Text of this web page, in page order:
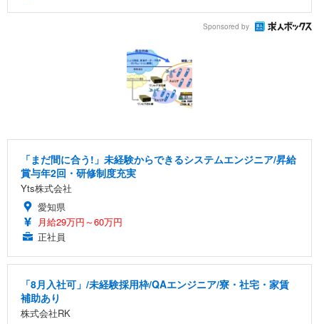
Sponsored by
「まだ間に合う!」未経験からできるシステムエンジニア/昇給
賞与年2回・研修制度充実
Yts株式会社
愛知県
月給29万円～60万円
正社員
「8月入社可」/未経験採用枠/QAエンジニア/寮・社宅・家賃
補助あり
株式会社RK